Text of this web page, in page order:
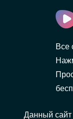
Все
Данный сайт